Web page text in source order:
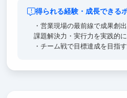
得られる経験・成長できる
・営業現場の最前線で成果創
課題解決力・実行力を実践的
・チーム戦で目標達成を目指